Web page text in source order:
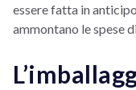
essere fatta in
ammontano le spese